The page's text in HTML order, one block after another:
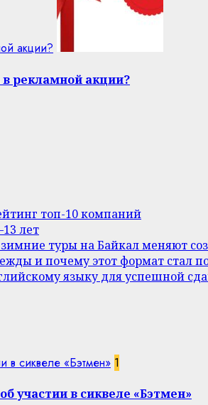
акции?
рекламной акции?
топ-10 компаний
лет
туры на Байкал меняют
и почему этот формат стал
языку для успешной
в сиквеле «Бэтмен» 1
участии в сиквеле «Бэтмен»